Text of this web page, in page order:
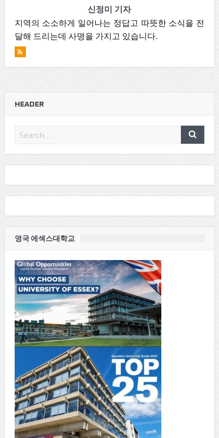
신정미 기자
지역의 소소하게 일어나는 정답고 따뜻한 소식을 전
달해 드리는데 사명을 가지고 있습니다.
HEADER
영국 에섹스대학교